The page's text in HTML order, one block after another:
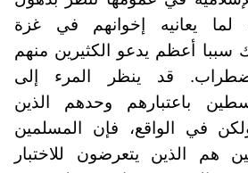
يعانيه إخوانهم في غزة
أعظم يدعو الكثيرين منهم
قد ينظر المرء إلى
باعتبارهم وحدهم الذين
ولكن في الواقع، فإن المسلمين
هم الذين يتعرضون للاختبار